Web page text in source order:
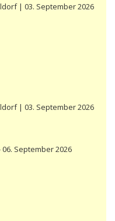
| 03. September 2026
| 03. September 2026
September 2026